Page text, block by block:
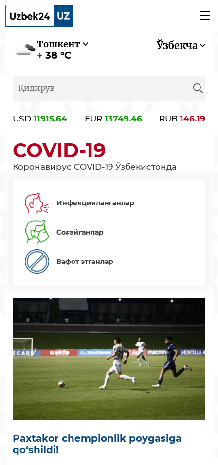
Тошкент
38 °C
Ўзбекча
USD 11915.64 EUR 13749.46 RUB 146.19
COVID-19
Коронавирус COVID-19 Ўзбекистонда
Инфекцияланганлар
Соғайганлар
Вафот этганлар
Paxtakor chempionlik poygasiga
qo‘shildi!